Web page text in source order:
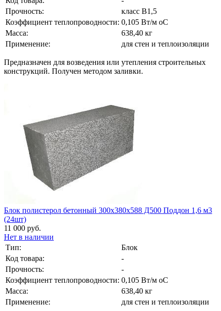
Прочность:
класс В1,5
Коэффициент теплопроводности: 0,105 Вт/м оС
Масса:
638,40 кг
Применение:
для стен и теплоизоляции
Предназначен для возведения или утепления строительных
конструкций. Получен методом заливки.
Блок полистерол бетонный 300х380х588 Д500 Поддон 1,6 м3
(24шт)
11 000 руб.
Нет в наличии
Тип:
Блок
Код товара:
-
Прочность:
-
Коэффициент теплопроводности: 0,105 Вт/м оС
Масса:
638,40 кг
Применение:
для стен и теплоизоляции